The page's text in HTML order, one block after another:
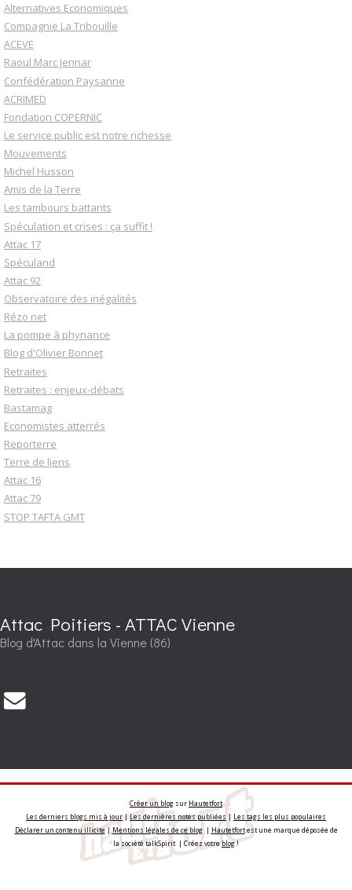
Alternatives Economiques
Compagnie La Tribouille
ACEVE
Raoul Marc Jennar
Confédération Paysanne
ACRIMED
Fondation COPERNIC
Le service public est notre richesse
Mouvements
Michel Husson
Amis de la Terre
Les tambours battants
Spéculation et crises : ça suffit !
Attac 17
Spéculand
Attac 92
Observatoire des inégalités
Rézo net
La pompe à phynance
Blog d'Olivier Bonnet
Retraites
Retraites : enjeux-débats
Bastamag
Economistes atterrés
Reporterre
Terre de liens
Attac 16
Attac 79
STOP TAFTA GMT
Attac Poitiers - ATTAC Vienne
Blog d'Attac dans la Vienne (86)
Créer un blog sur Hautetfort
Les derniers blogs mis à jour|Les dernières notes publiées | Les tags les plus populaires
Déclarer un contenu illicite|Mentions légales de ce blog| Hautetfortest une marque déposée de
la société talkSpirit | Créez votreblog!